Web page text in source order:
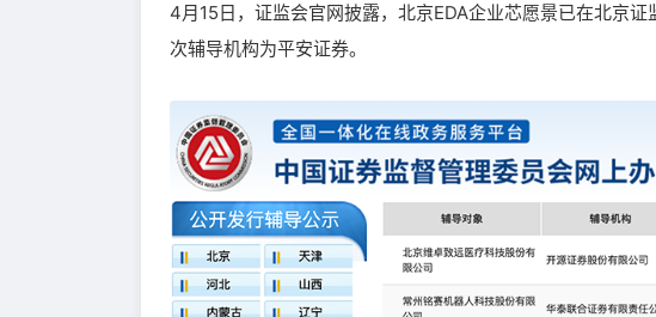
4月15日，证监会官网披露，北京EDA企业芯愿景已在北京
次辅导机构为平安证券。